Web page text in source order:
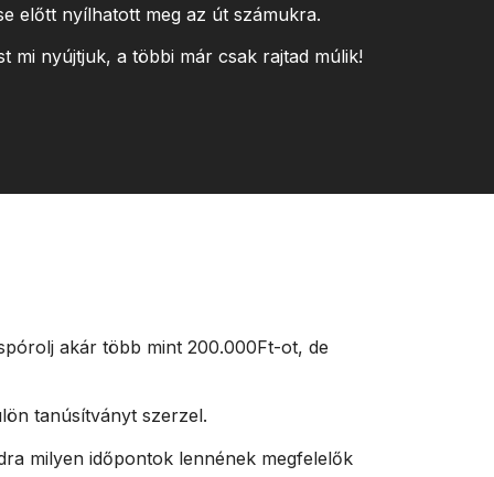
előtt nyílhatott meg az út számukra.
mi nyújtjuk, a többi már csak rajtad múlik!
akár több mint 200.000Ft-ot, de
tanúsítványt szerzel.
milyen időpontok lennének megfelelők